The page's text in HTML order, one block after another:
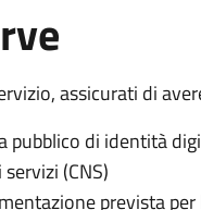
assicurati di
pubblico di identità
(CNS)
prevista